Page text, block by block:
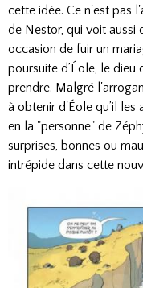
cette idée. Ce n'est pas
de Nestor, qui voit aussi
occasion de fuir un
poursuite d’Éole, le
prendre. Malgré
à obtenir d'Éole qu’il
en la "personne" de
surprises, bonnes ou
intrépide dans cette